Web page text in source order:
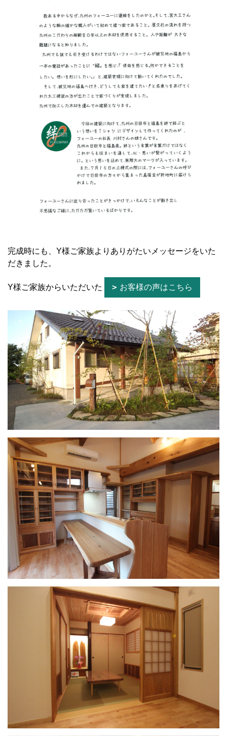
完成時にも、Y様ご家族よりありがたいメッセージをいた
だきました。
Y様ご家族からいただいた お客様の声はこちら